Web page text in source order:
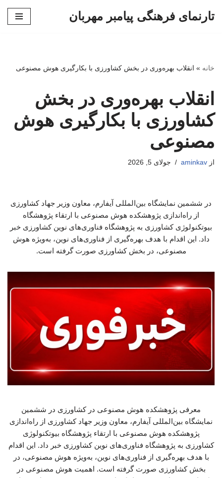
تارنمای فرهنگی پیامبر مهربان
خانه » انقلاب بهره‌وری در بخش کشاورزی با بکارگیری هوش مصنوعی
انقلاب بهره‌وری در بخش
کشاورزی با بکارگیری هوش
مصنوعی
از aminkav جولای 5, 2026
در ششمین نمایشگاه بین‌المللی آیفارم، معاون وزیر جهاد کشاورزی
از راه‌اندازی پژوهشکده هوش مصنوعی با ارتقاء پژوهشگاه
بیوتکنولوژی کشاورزی به پژوهشگاه فناوری‌های نوین کشاورزی خبر
داد. این اقدام با هدف بهره‌گیری از فناوری‌های نوین، به‌ویژه هوش
مصنوعی، در بخش کشاورزی صورت گرفته است.
معرفی پژوهشکده هوش مصنوعی در کشاورزی در ششمین
نمایشگاه بین‌المللی آیفارم، معاون وزیر جهاد کشاورزی از راه‌اندازی
پژوهشکده هوش مصنوعی با ارتقاء پژوهشگاه بیوتکنولوژی
کشاورزی به پژوهشگاه فناوری‌های نوین کشاورزی خبر داد. این اقدام
با هدف بهره‌گیری از فناوری‌های نوین، به‌ویژه هوش مصنوعی، در
بخش کشاورزی صورت گرفته است. اهمیت هوش مصنوعی در